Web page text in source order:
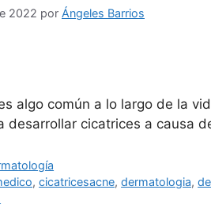
2022 por Ángeles Barrios
algo común a lo largo de la
desarrollar cicatrices a causa
,cicatricesacne,dermatologia,